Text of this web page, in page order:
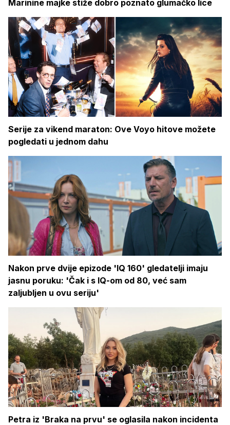
Marinine majke stiže dobro poznato glumačko lice
Serije za vikend maraton: Ove Voyo hitove možete
pogledati u jednom dahu
Nakon prve dvije epizode 'IQ 160' gledatelji imaju
jasnu poruku: 'Čak i s IQ-om od 80, već sam
zaljubljen u ovu seriju'
Petra iz 'Braka na prvu' se oglasila nakon incidenta